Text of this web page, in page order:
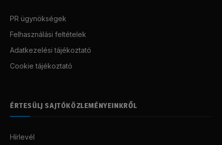
PR ügynökségek
Felhasználási feltételek
Adatkezelési tájékoztató
Cookie tájékoztató
ÉRTESÜLJ SAJTÓKÖZLEMÉNYEINKRŐL
Hírlevél